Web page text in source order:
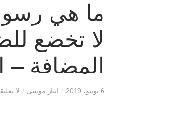
ما هي
لا تخضع
المضافة –
6 يونيو، 2019 / ايثار موسى / لا